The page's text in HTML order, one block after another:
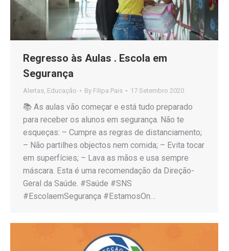
Regresso às Aulas . Escola em
Segurança
Alertas, Educação By Filipa Pais 17 Setembro 2020
📚 As aulas vão começar e está tudo preparado
para receber os alunos em segurança. Não te
esqueças: – Cumpre as regras de distanciamento;
– Não partilhes objectos nem comida; – Evita tocar
em superfícies; – Lava as mãos e usa sempre
máscara. Esta é uma recomendação da Direção-
Geral da Saúde. #Saúde #SNS
#EscolaemSegurança #EstamosOn…